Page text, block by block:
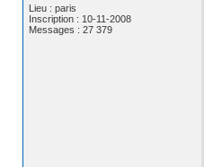
Lieu : paris
Inscription : 10-11-2008
Messages : 27 379